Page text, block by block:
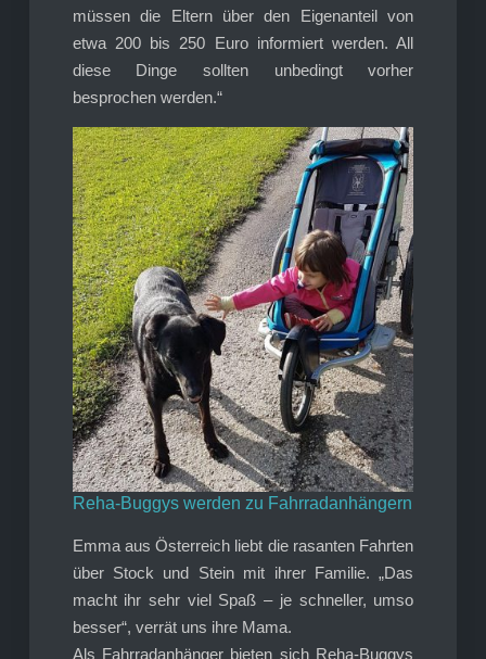
müssen die Eltern über den Eigenanteil von
etwa 200 bis 250 Euro informiert werden. All
diese Dinge sollten unbedingt vorher
besprochen werden.“
Reha-Buggys werden zu Fahrradanhängern
Emma aus Österreich liebt die rasanten Fahrten
über Stock und Stein mit ihrer Familie. „Das
macht ihr sehr viel Spaß – je schneller, umso
besser“, verrät uns ihre Mama.
Als Fahrradanhänger bieten sich Reha-Buggys